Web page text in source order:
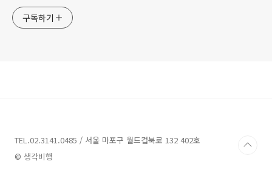
구독하기
TEL.02.3141.0485 / 서울 마포구 월드컵북로 132 402호
© 생각비행